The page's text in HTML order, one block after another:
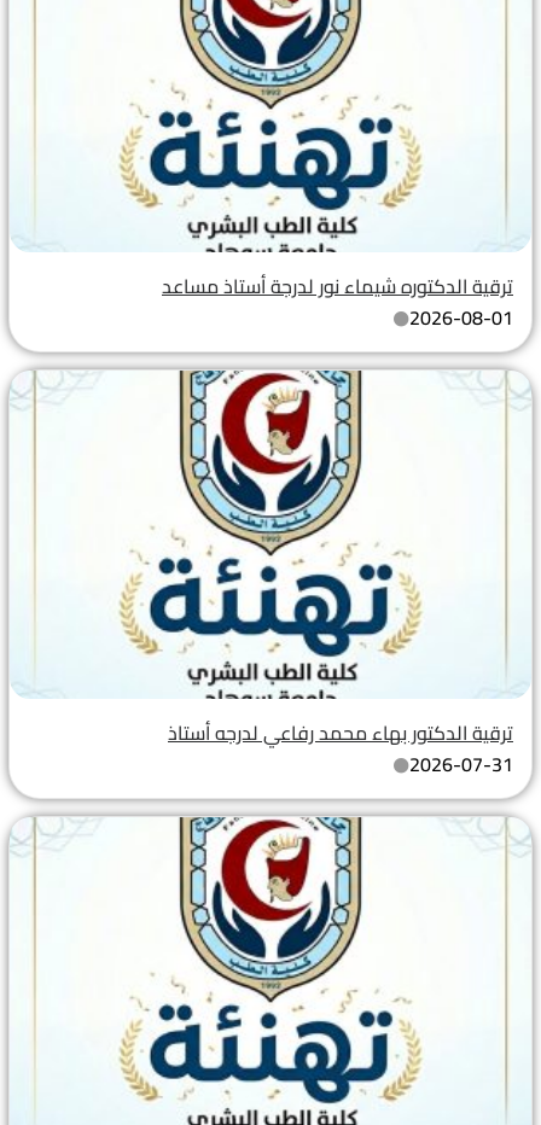
ترقية الدكتوره شيماء نور لدرجة أستاذ مساعد
2026-08-01
ترقية الدكتور بهاء محمد رفاعي لدرجه أستاذ
2026-07-31